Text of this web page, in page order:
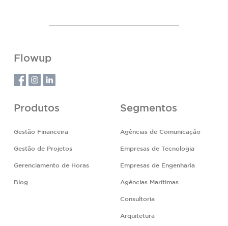
Flowup
Produtos
Gestão Financeira
Gestão de Projetos
Gerenciamento de Horas
Blog
Segmentos
Agências de Comunicação
Empresas de Tecnologia
Empresas de Engenharia
Agências Marítimas
Consultoria
Arquitetura